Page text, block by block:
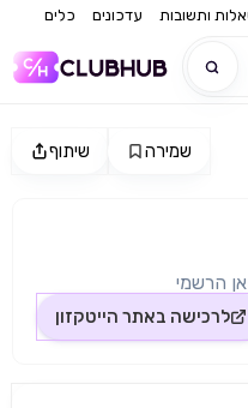
ותשובות עדכונים כלים
שיתוף שמירה
הרשמי
לרכישה באתר הייטקזון